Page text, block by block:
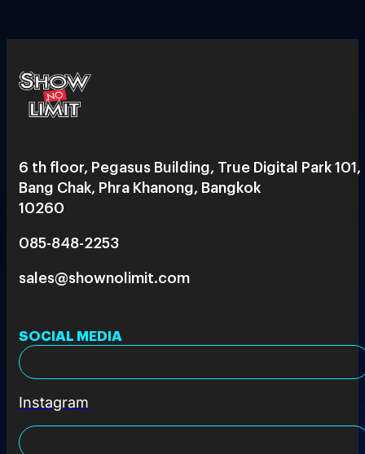
6 th floor, Pegasus Building, True Digital Park 101,
Bang Chak, Phra Khanong, Bangkok
10260
085-848-2253
sales@shownolimit.com
SOCIAL MEDIA
Instagram